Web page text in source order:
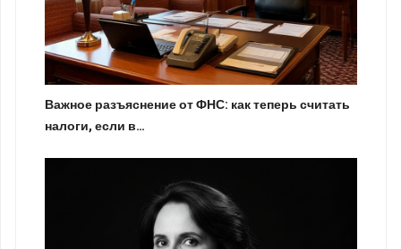
Важное разъяснение от ФНС: как теперь считать
налоги, если в…